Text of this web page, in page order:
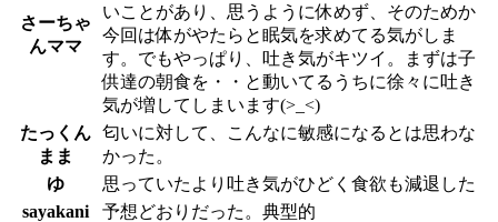
さーちゃ
んママ
いことがあり、思うように休めず、そのためか
今回は体がやたらと眠気を求めてる気がしま
す。でもやっぱり、吐き気がキツイ。まずは子
供達の朝食を・・と動いてるうちに徐々に吐き
気が増してしまいます(>_<)
たっくん
まま
匂いに対して、こんなに敏感になるとは思わな
かった。
ゆ
思っていたより吐き気がひどく食欲も減退した
sayakani
予想どおりだった。典型的